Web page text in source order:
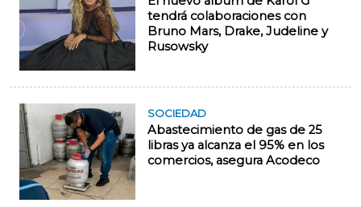
tendrá colaboraciones con
Bruno Mars, Drake, Judeline y
Rusowsky
SOCIEDAD
Abastecimiento de gas de 25
libras ya alcanza el 95% en los
comercios, asegura Acodeco